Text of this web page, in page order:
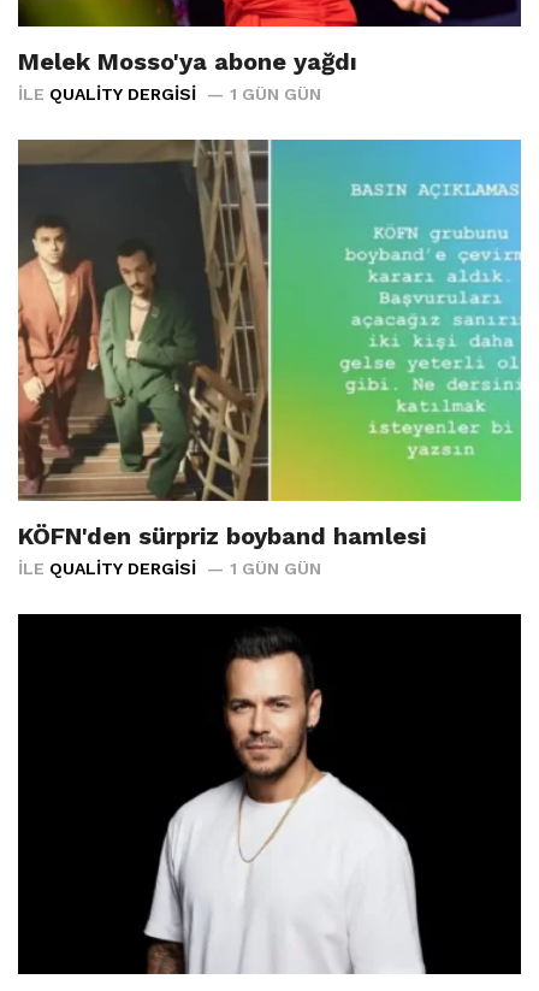
Melek Mosso'ya abone yağdı
İLE QUALITY DERGISI 1 GÜN GÜN
KÖFN'den sürpriz boyband hamlesi
İLE QUALITY DERGISI 1 GÜN GÜN